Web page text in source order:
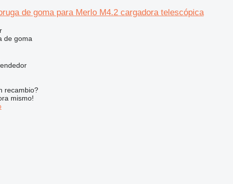
de goma para Merlo M4.2 cargadora telescópica
de goma
recambio?
mismo!